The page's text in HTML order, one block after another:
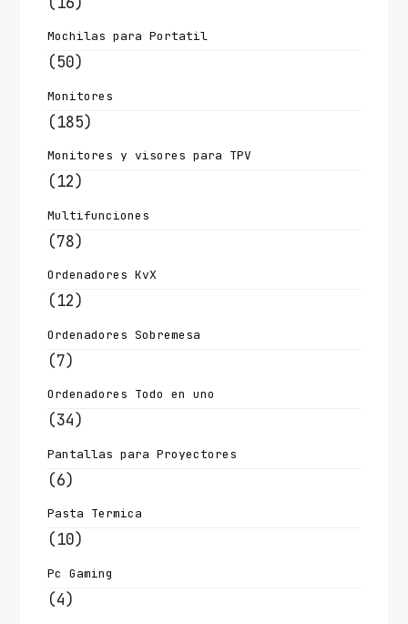
Mochilas para Portatil
(50)
Monitores
(185)
Monitores y visores para TPV
(12)
Multifunciones
(78)
Ordenadores KvX
(12)
Ordenadores Sobremesa
(7)
Ordenadores Todo en uno
(34)
Pantallas para Proyectores
(6)
Pasta Termica
(10)
Pc Gaming
(4)